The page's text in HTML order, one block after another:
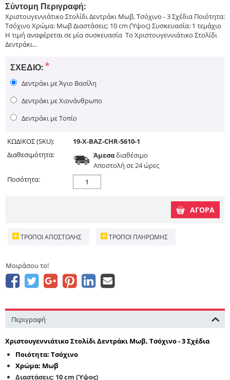
Σύντομη Περιγραφή:
Χριστουγεννιάτικο Στολίδι Δεντράκι Μωβ, Τσόχινο - 3 Σχέδια Ποιότητα:
Τσόχινο Χρώμα: Μωβ Διαστάσεις: 10 cm (Ύψος) Συσκευασία: 1 τεμάχιο
Η τιμή αναφέρεται σε μία συσκευασία ​ ​ Το Χριστουγεννιάτικο Στολίδι
Δεντράκι...
ΣΧΈΔΙΟ:
Δεντράκι με Άγιο Βασίλη
Δεντράκι με Χιονάνθρωπο
Δεντράκι με Τοπίο
ΚΩΔΙΚΟΣ (SKU):
19-X-BAZ-CHR-5610-1
Διαθεσιμότητα:
Άμεσαδιαθέσιμο
Aποστολή σε 24 ώρες
Ποσότητα:
ΑΓΟΡΑ
ΤΡΌΠΟΙ ΑΠΟΣΤΟΛΉΣ ΤΡΌΠΟΙ ΠΛΗΡΩΜΉΣ
Μοιράσου το!
Περιγραφή
Χριστουγεννιάτικο Στολίδι Δεντράκι Μωβ, Τσόχινο - 3 Σχέδια
Ποιότητα: Τσόχινο
Χρώμα: Μωβ
Διαστάσεις: 10 cm (Ύψος)